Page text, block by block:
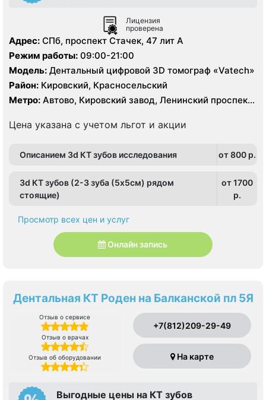
Лицензия
проверена
Адрес: СПб, проспект Стачек, 47 лит А
Режим работы: 09:00-21:00
Модель: Дентальный цифровой 3D томограф «Vatech»
Район: Кировский, Красносельский
Метро: Автово, Кировский завод, Ленинский проспект,
Цена указана с учетом льгот и акции
Описанием 3d КТ зубов исследования от 800 p.
3d КТ зубов (2-3 зуба (5х5см) рядом
стоящие)
от 1700
p.
Просмотр всех цен и услуг
Онлайн запись
Дентальная КТ Роден на Балканской пл 5Я
Отзыв о сервисе
Отзыв о врачах
Отзыв об оборудовании
+7(812)209-29-49
На карте
Выгодные цены на КТ зубов